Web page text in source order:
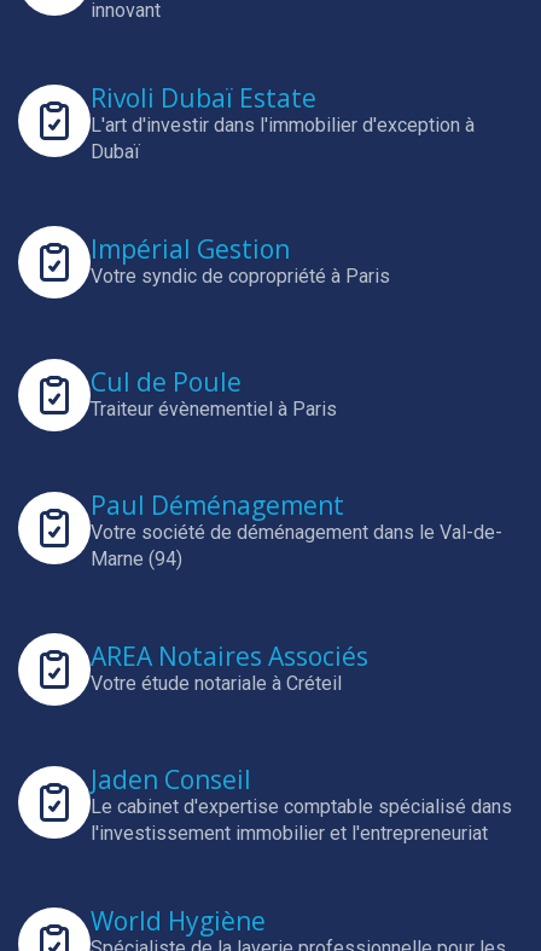
innovant
Rivoli Dubaï Estate
L'art d'investir dans l'immobilier d'exception à
Dubaï
Impérial Gestion
Votre syndic de copropriété à Paris
Cul de Poule
Traiteur évènementiel à Paris
Paul Déménagement
Votre société de déménagement dans le Val-de-
Marne (94)
AREA Notaires Associés
Votre étude notariale à Créteil
Jaden Conseil
Le cabinet d'expertise comptable spécialisé dans
l'investissement immobilier et l'entrepreneuriat
World Hygiène